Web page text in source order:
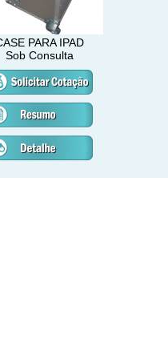
PARA IPAD
Sob Consulta